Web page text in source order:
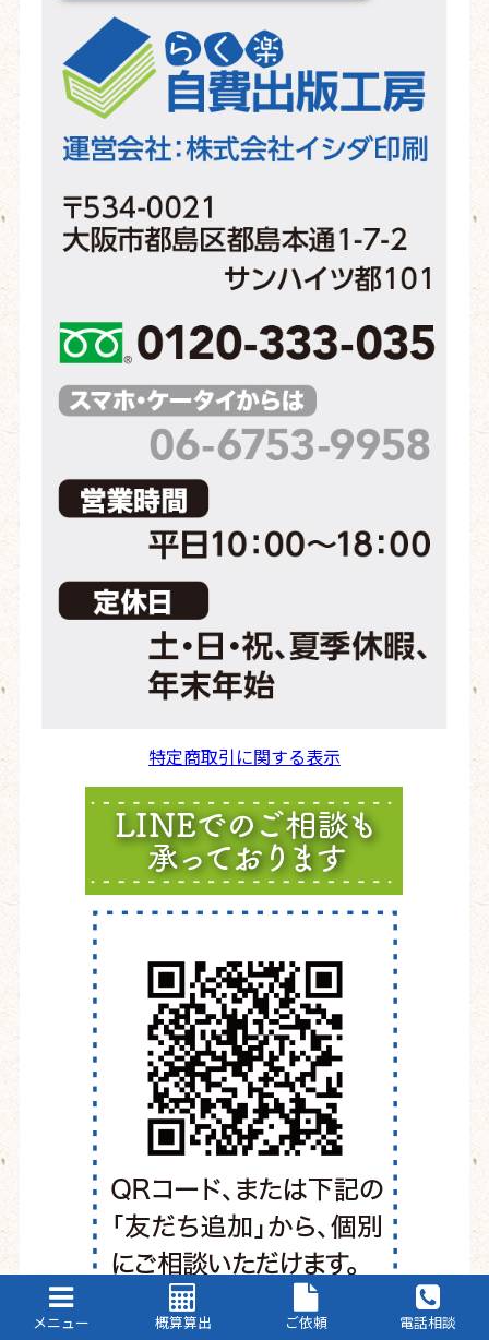
特定商取引に関する表示
メニュー 概算算出 ご依頼 電話相談